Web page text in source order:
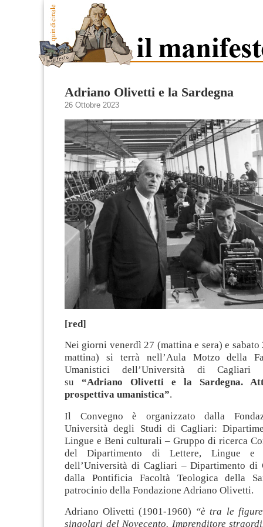
Adriano Olivetti e la Sardegna
26 Ottobre 2023
[red]
Nei giorni venerdì 27 (mattina e sera) e
mattina) si terrà nell’Aula Motzo della
Umanistici dell’Università di Cagliari
su “Adriano Olivetti e la Sardegna.
prospettiva umanistica”.
Il Convegno è organizzato dalla
Università degli Studi di Cagliari:
Lingue e Beni culturali – Gruppo di ricerca
del Dipartimento di Lettere, Lingue e
dell’Università di Cagliari – Dipartimento di
dalla Pontificia Facoltà Teologica della
patrocinio della Fondazione Adriano Olivetti.
Adriano Olivetti (1901-1960) “è tra le
singolari del Novecento. Imprenditore